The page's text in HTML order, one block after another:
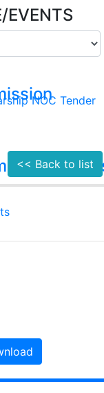
EVENTS
NOC Tender
<< Back to list